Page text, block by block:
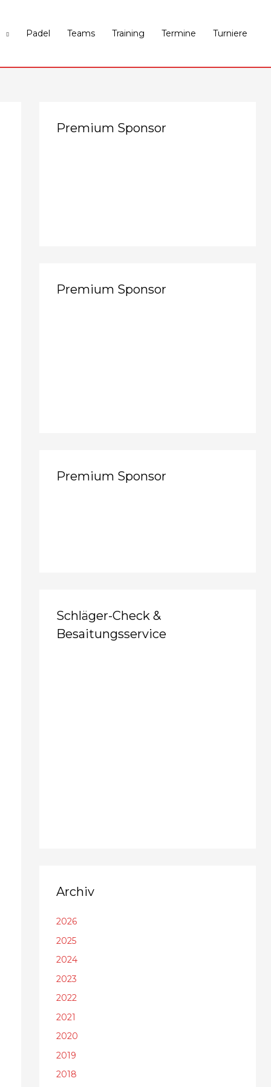
Padel Teams Training Termine Turniere
Premium Sponsor
Premium Sponsor
Premium Sponsor
Schläger-Check &
Besaitungsservice
Archiv
2026
2025
2024
2023
2022
2021
2020
2019
2018